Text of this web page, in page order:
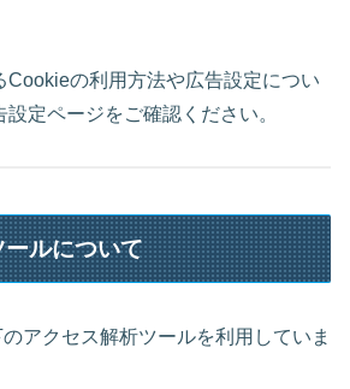
Cookieの利用方法や広告設定につい
定ページをご確認ください。
ルについて
アクセス解析ツールを利用していま